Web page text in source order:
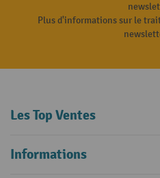
Plus d'informations sur le
Les Top Ventes
Informations